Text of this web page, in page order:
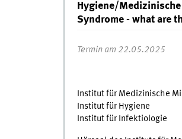
Hygiene/
Syndrome - what are
Termin am 22.05.2025
Institut für Medizinische
Institut für Hygiene
Institut für Infektiologie